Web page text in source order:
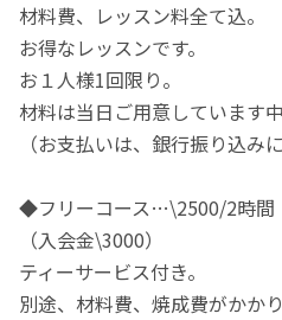
材料費、レッスン料全て込。
お得なレッスンです。
お１人様1回限り。
材料は当日ご用意しています
（お支払いは、銀行振り込み
◆フリーコース…\2500/2時間
（入会金\3000）
ティーサービス付き。
別途、材料費、焼成費がかかり